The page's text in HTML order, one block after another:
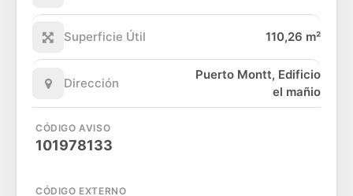
Superficie Útil 110,26 m²
Dirección
Puerto Montt, Edificio
el mañio
CÓDIGO AVISO
101978133
CÓDIGO EXTERNO